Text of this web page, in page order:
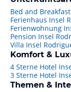
Bed and
Ferienhaus Insel
Ferienwohnung
Pension Insel
Villa Insel
Komfort &
4 Sterne Hotel
3 Sterne Hotel
Themen &